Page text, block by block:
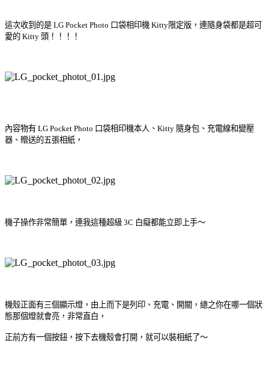
這次收到的是 LG Pocket Photo 口袋相印機 Kitty限定版，連隨身袋都是超可
愛的 Kitty 頭！！！！
內容物有 LG Pocket Photo 口袋相印機本人、 Kitty 隨身包、充電線和變壓
器、贈送的五張相紙，
機子操作非常簡單，連我這種超級 3C 白癡都能立即上手～
機殼正面有三個顯示燈，由上而下是列印、充電、開關，總之你在哪一個狀
態那個燈就會亮，非常直白，
正前方有一個按鈕，按下去機殼會打開，就可以裝相紙了～